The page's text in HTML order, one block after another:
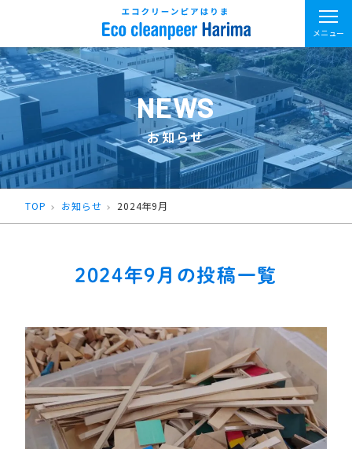
メニュー
NEWS
お知らせ
TOP お知らせ 2024年9月
2024年9月の投稿一覧